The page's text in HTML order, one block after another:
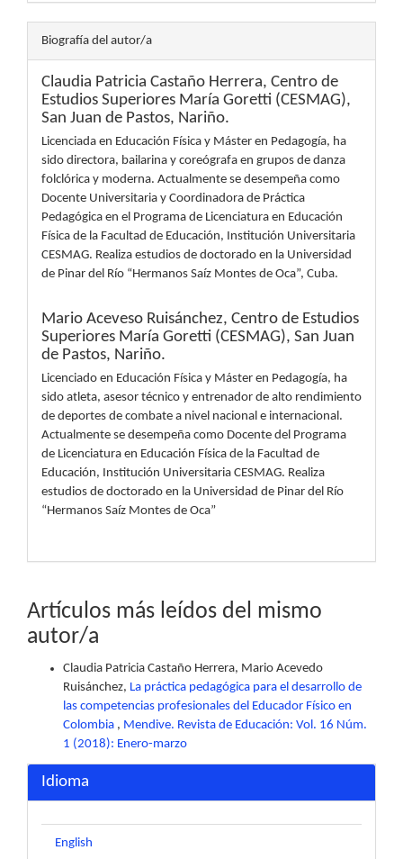
Biografía del autor/a
Claudia Patricia Castaño Herrera, Centro de
Estudios Superiores María Goretti (CESMAG),
San Juan de Pastos, Nariño.
Licenciada en Educación Física y Máster en Pedagogía, ha
sido directora, bailarina y coreógrafa en grupos de danza
folclórica y moderna. Actualmente se desempeña como
Docente Universitaria y Coordinadora de Práctica
Pedagógica en el Programa de Licenciatura en Educación
Física de la Facultad de Educación, Institución Universitaria
CESMAG. Realiza estudios de doctorado en la Universidad
de Pinar del Río “Hermanos Saíz Montes de Oca”, Cuba.
Mario Aceveso Ruisánchez, Centro de Estudios
Superiores María Goretti (CESMAG), San Juan
de Pastos, Nariño.
Licenciado en Educación Física y Máster en Pedagogía, ha
sido atleta, asesor técnico y entrenador de alto rendimiento
de deportes de combate a nivel nacional e internacional.
Actualmente se desempeña como Docente del Programa
de Licenciatura en Educación Física de la Facultad de
Educación, Institución Universitaria CESMAG. Realiza
estudios de doctorado en la Universidad de Pinar del Río
“Hermanos Saíz Montes de Oca”
Artículos más leídos del mismo
autor/a
Claudia Patricia Castaño Herrera, Mario Acevedo
Ruisánchez, La práctica pedagógica para el desarrollo de
las competencias profesionales del Educador Físico en
Colombia , Mendive. Revista de Educación: Vol. 16 Núm.
1 (2018): Enero-marzo
Idioma
English